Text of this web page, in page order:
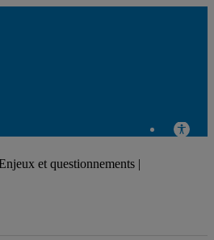
et questionnements |